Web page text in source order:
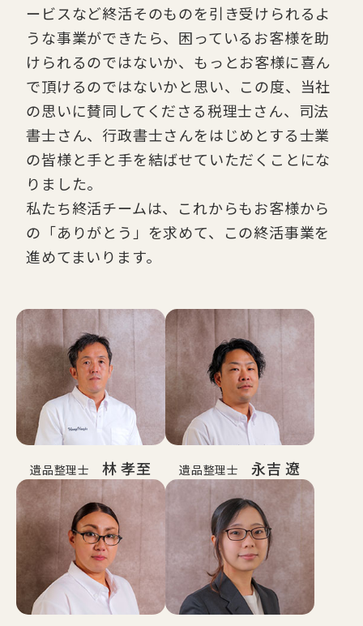
ービスなど終活そのものを引き受けられるよ
うな事業ができたら、困っているお客様を助
けられるのではないか、もっとお客様に喜ん
で頂けるのではないかと思い、この度、当社
の思いに賛同してくださる税理士さん、司法
書士さん、行政書士さんをはじめとする士業
の皆様と手と手を結ばせていただくことにな
りました。
私たち終活チームは、これからもお客様から
の「ありがとう」を求めて、この終活事業を
進めてまいります。
遺品整理士 林 孝至 遺品整理士 永吉 遼